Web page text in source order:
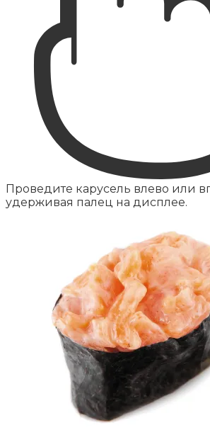
Проведите карусель влево или
удерживая палец на дисплее.